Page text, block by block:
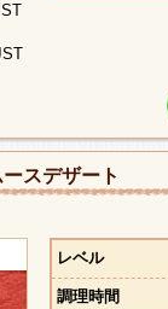
スデザート
レベル
調理時間